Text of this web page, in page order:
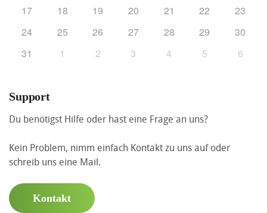
17
18 19 20 21 22
23
24
25 26 27 28 29
30
31
1 2 3 4 5 6
Support
Du benötigst Hilfe oder hast eine Frage an uns?
Kein Problem, nimm einfach Kontakt zu uns auf oder
schreib uns eine Mail.
Kontakt